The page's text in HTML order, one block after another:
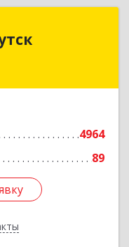
4964
89
Иркутск
г, Декабрьских